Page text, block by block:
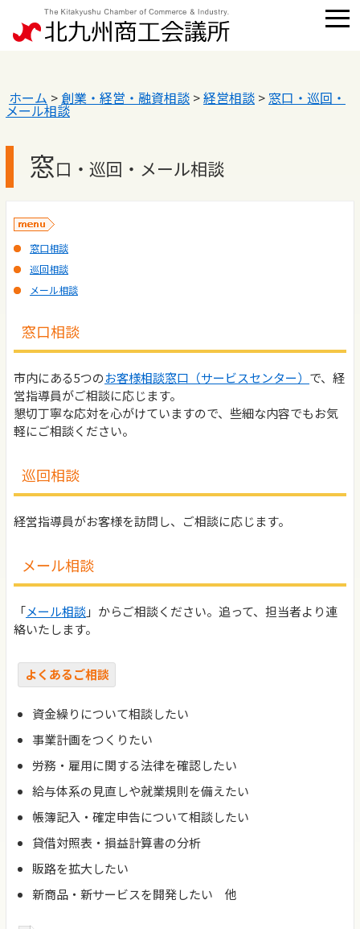
ホーム > 創業・経営・融資相談 >経営相談 > 窓口・巡回・
メール相談
窓口・巡回・メール相談
窓口相談
巡回相談
メール相談
窓口相談
市内にある5つのお客様相談窓口（サービスセンター） で、経
営指導員がご相談に応じます。
懇切丁寧な応対を心がけていますので、些細な内容でもお気
軽にご相談ください。
巡回相談
経営指導員がお客様を訪問し、ご相談に応じます。
メール相談
「メール相談」からご相談ください。追って、担当者より連
絡いたします。
よくあるご相談
資金繰りについて相談したい
事業計画をつくりたい
労務・雇用に関する法律を確認したい
給与体系の見直しや就業規則を備えたい
帳簿記入・確定申告について相談したい
貸借対照表・損益計算書の分析
販路を拡大したい
新商品・新サービスを開発したい 他